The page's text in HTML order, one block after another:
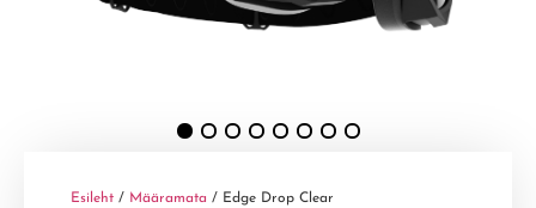
Esileht / Määramata / Edge Drop Clear